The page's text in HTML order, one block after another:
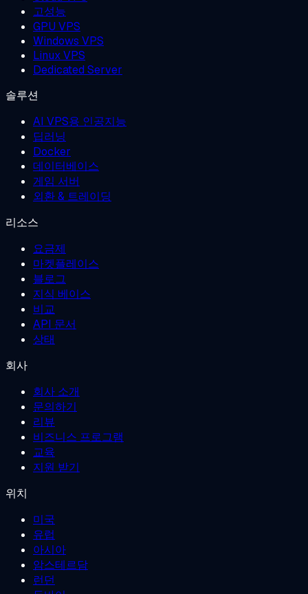
고성능
GPU VPS
Windows VPS
Linux VPS
Dedicated Server
솔루션
AI VPS용 인공지능
딥러닝
Docker
데이터베이스
게임 서버
외환 & 트레이딩
리소스
요금제
마켓플레이스
블로그
지식 베이스
비교
API 문서
상태
회사
회사 소개
문의하기
리뷰
비즈니스 프로그램
교육
지원 받기
위치
미국
유럽
아시아
암스테르담
런던